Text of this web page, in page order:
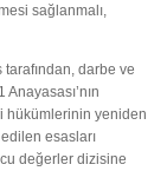
sağlanmalı,
darbe ve
hükümlerinin yeniden
esasları
değerler dizisine